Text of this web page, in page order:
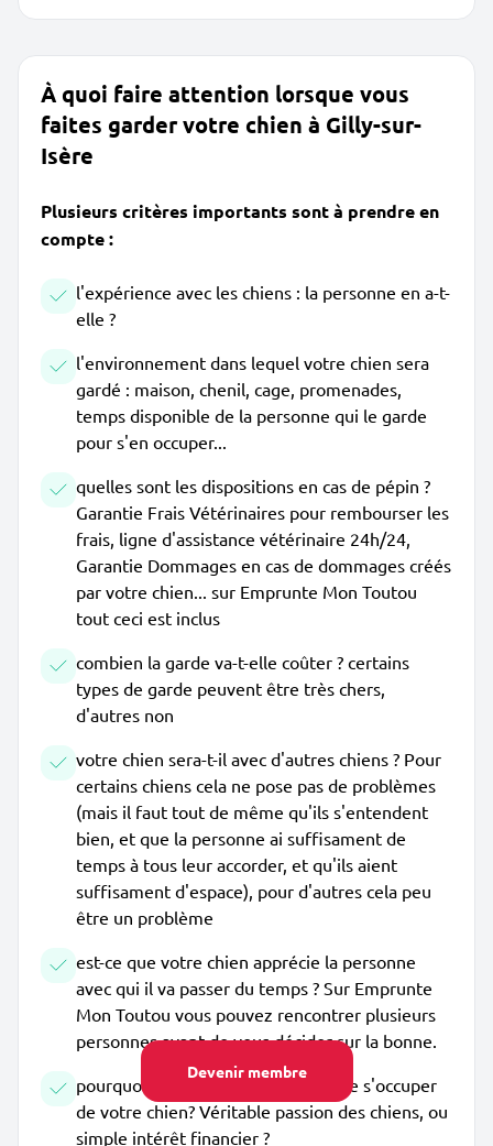
Devenir membre
À quoi faire attention lorsque vous
faites garder votre chien à Gilly-sur-
Isère
Plusieurs critères importants sont à prendre en
compte :
l'expérience avec les chiens : la personne en a-t-
elle ?
l'environnement dans lequel votre chien sera
gardé : maison, chenil, cage, promenades,
temps disponible de la personne qui le garde
pour s'en occuper...
quelles sont les dispositions en cas de pépin ?
Garantie Frais Vétérinaires pour rembourser les
frais, ligne d'assistance vétérinaire 24h/24,
Garantie Dommages en cas de dommages créés
par votre chien... sur Emprunte Mon Toutou
tout ceci est inclus
combien la garde va-t-elle coûter ? certains
types de garde peuvent être très chers,
d'autres non
votre chien sera-t-il avec d'autres chiens ? Pour
certains chiens cela ne pose pas de problèmes
(mais il faut tout de même qu'ils s'entendent
bien, et que la personne ai suffisament de
temps à tous leur accorder, et qu'ils aient
suffisament d'espace), pour d'autres cela peu
être un problème
est-ce que votre chien apprécie la personne
avec qui il va passer du temps ? Sur Emprunte
Mon Toutou vous pouvez rencontrer plusieurs
personnes avant de vous décider sur la bonne.
pourquoi la personne souhaite-t-elle s'occuper
de votre chien? Véritable passion des chiens, ou
simple intérêt financier ?